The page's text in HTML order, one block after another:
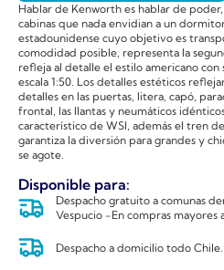
Hablar de Kenworth es hablar de poder,
cabinas que nada envidian a un
estadounidense cuyo objetivo es
comodidad posible, representa la
refleja al detalle el estilo americano con
escala 1:50. Los detalles estéticos
detalles en las puertas, litera, capó,
frontal, las llantas y neumáticos
característico de WSI, además el tren
garantiza la diversión para grandes y
se agote.
Disponible para:
Despacho gratuito a comunas
Vespucio -En compras mayores
Despacho a domicilio todo Chile.